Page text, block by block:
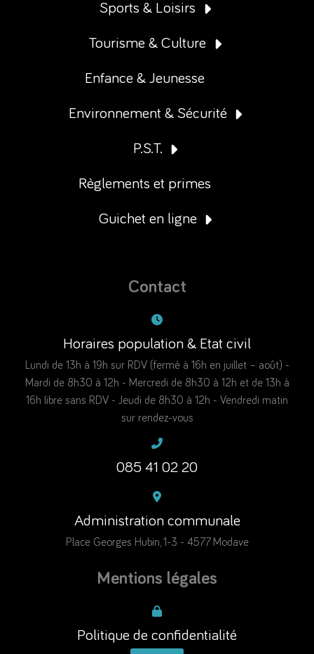
Sports & Loisirs
Tourisme & Culture
Enfance & Jeunesse
Environnement & Sécurité
P.S.T.
Règlements et primes
Guichet en ligne
Contact
Horaires population & Etat civil
Lundi de 13h à 19h sur RDV (fermé à 16h en juillet – août) -
Mardi de 8h30 à 12h - Mercredi de 8h30 à 12h et de 13h à
16h libre sans RDV - Jeudi de 8h30 à 12h - Vendredi matin
sur rendez-vous
085 41 02 20
Administration communale
Place Georges Hubin, 1-3 - 4577 Modave
Mentions légales
Politique de confidentialité